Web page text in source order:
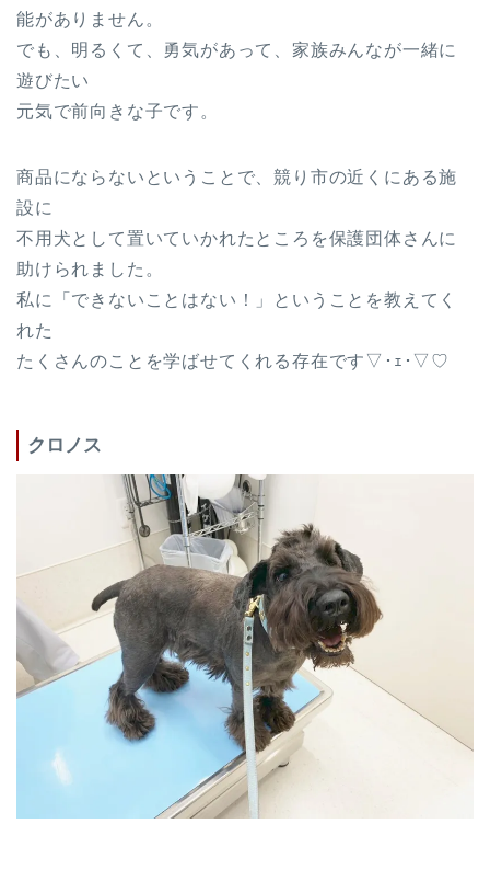
能がありません。
でも、明るくて、勇気があって、家族みんなが一緒に
遊びたい
元気で前向きな子です。
商品にならないということで、競り市の近くにある施
設に
不用犬として置いていかれたところを保護団体さんに
助けられました。
私に「できないことはない！」ということを教えてく
れた
たくさんのことを学ばせてくれる存在です▽･ｪ･▽♡
クロノス